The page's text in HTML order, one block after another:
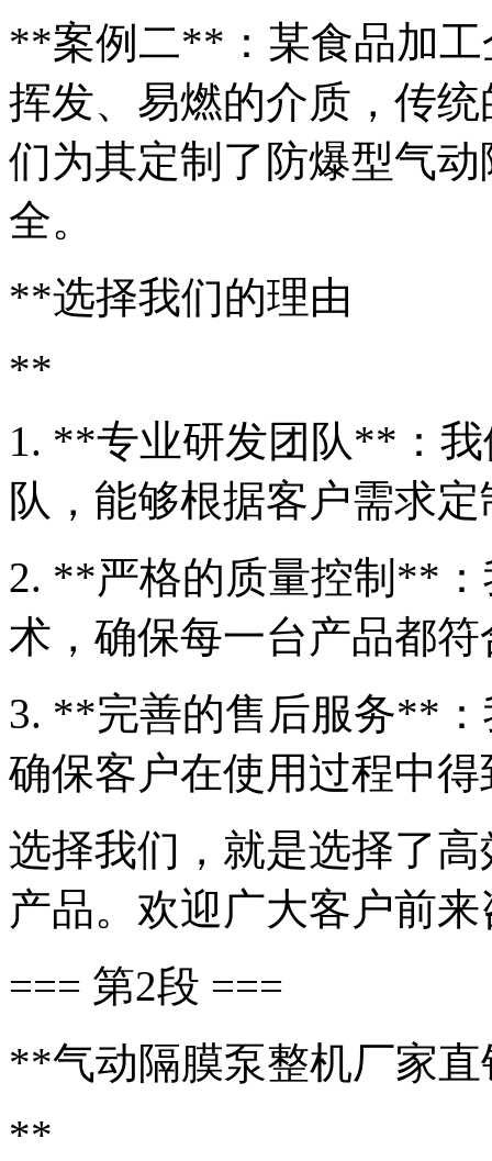
**案例二**：某食品加工
挥发、易燃的介质，传
们为其定制了防爆型气
全。
**选择我们的理由
**
1. **专业研发团队**：
队，能够根据客户需求
2. **严格的质量控制**
术，确保每一台产品都
3. **完善的售后服务**
确保客户在使用过程中
选择我们，就是选择了
产品。欢迎广大客户前
=== 第2段 ===
**气动隔膜泵整机厂家
**